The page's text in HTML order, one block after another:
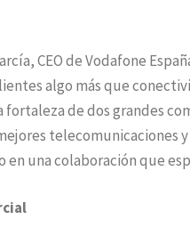
CEO de Vodafone
algo más que
fortaleza de dos grandes
telecomunicaciones
en una colaboración que